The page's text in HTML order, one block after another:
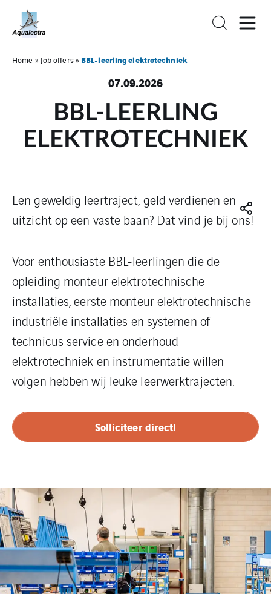
Home » Job offers» BBL-leerling elektrotechniek
07.09.2026
BBL-LEERLING
ELEKTROTECHNIEK
Een geweldig leertraject, geld verdienen en
uitzicht op een vaste baan? Dat vind je bij ons!
Voor enthousiaste BBL-leerlingen die de
opleiding monteur elektrotechnische
installaties, eerste monteur elektrotechnische
industriële installaties en systemen of
technicus service en onderhoud
elektrotechniek en instrumentatie willen
volgen hebben wij leuke leerwerktrajecten.
Solliciteer direct!